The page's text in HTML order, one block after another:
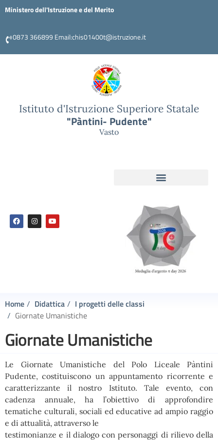
Ministero dell'Istruzione e del Merito
0873 366899 Email:chis01400t@istruzione.it
Istituto d'Istruzione Superiore Statale
"Pàntini- Pudente"
Vasto
Home Didattica
I progetti delle classi
Giornate Umanistiche
Giornate Umanistiche
Le Giornate Umanistiche del Polo Liceale Pàntini
Pudente, costituiscono un appuntamento ricorrente e
caratterizzante il nostro Istituto. Tale evento, con
cadenza annuale, ha l’obiettivo di approfondire
tematiche culturali, sociali ed educative ad ampio raggio
e di attualità, attraverso le
testimonianze e il dialogo con personaggi di rilievo della